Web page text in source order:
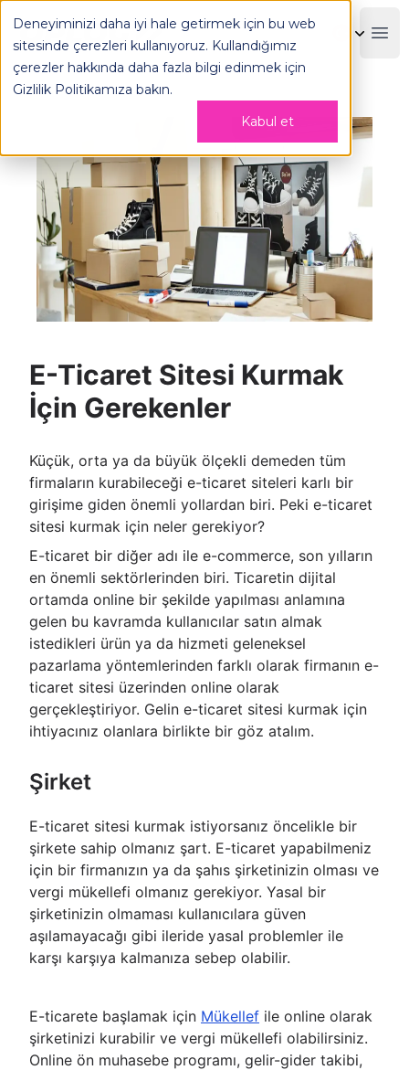
Deneyiminizi daha iyi hale getirmek için bu web
sitesinde çerezleri kullanıyoruz. Kullandığımız
çerezler hakkında daha fazla bilgi edinmek için
Gizlilik Politikamıza bakın.
Kabul et
OPLOG
E-Ticaret Sitesi Kurmak
İçin Gerekenler
Küçük, orta ya da büyük ölçekli demeden tüm
firmaların kurabileceği e-ticaret siteleri karlı bir
girişime giden önemli yollardan biri. Peki e-ticaret
sitesi kurmak için neler gerekiyor?
E-ticaret bir diğer adı ile e-commerce, son yılların
en önemli sektörlerinden biri. Ticaretin dijital
ortamda online bir şekilde yapılması anlamına
gelen bu kavramda kullanıcılar satın almak
istedikleri ürün ya da hizmeti geleneksel
pazarlama yöntemlerinden farklı olarak firmanın e-
ticaret sitesi üzerinden online olarak
gerçekleştiriyor. Gelin e-ticaret sitesi kurmak için
ihtiyacınız olanlara birlikte bir göz atalım.
Şirket
E-ticaret sitesi kurmak istiyorsanız öncelikle bir
şirkete sahip olmanız şart. E-ticaret yapabilmeniz
için bir firmanızın ya da şahıs şirketinizin olması ve
vergi mükellefi olmanız gerekiyor. Yasal bir
şirketinizin olmaması kullanıcılara güven
aşılamayacağı gibi ileride yasal problemler ile
karşı karşıya kalmanıza sebep olabilir.
E-ticarete başlamak için Mükellef ile online olarak
şirketinizi kurabilir ve vergi mükellefi olabilirsiniz.
Online ön muhasebe programı, gelir-gider takibi,